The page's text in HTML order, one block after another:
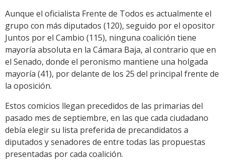
Aunque el oficialista Frente de Todos es actualmente el
grupo con más diputados (120), seguido por el opositor
Juntos por el Cambio (115), ninguna coalición tiene
mayoría absoluta en la Cámara Baja, al contrario que en
el Senado, donde el peronismo mantiene una holgada
mayoría (41), por delante de los 25 del principal frente de
la oposición.
Estos comicios llegan precedidos de las primarias del
pasado mes de septiembre, en las que cada ciudadano
debía elegir su lista preferida de precandidatos a
diputados y senadores de entre todas las propuestas
presentadas por cada coalición.